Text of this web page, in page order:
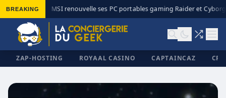
BREAKING MSI renouvelle ses PC portables gaming Raider et
ZAP-HOSTING ROYAAL CASINO CAPTAINCAZ